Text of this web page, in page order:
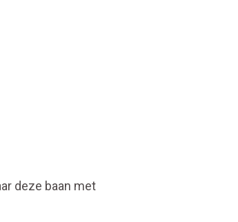
deze baan met